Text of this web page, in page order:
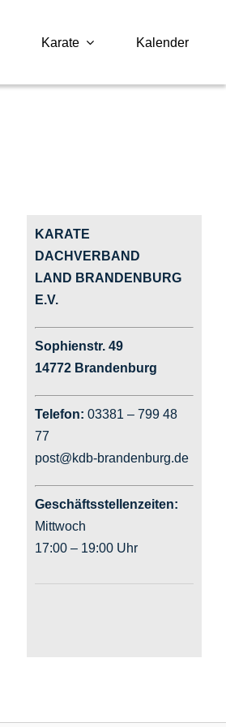
Karate Kalender
KARATE
DACHVERBAND
LAND BRANDENBURG
E.V.
Sophienstr. 49
14772 Brandenburg
Telefon:03381 – 799 48
77
post@kdb-brandenburg.de
Geschäftsstellenzeiten:
Mittwoch
17:00 – 19:00 Uhr